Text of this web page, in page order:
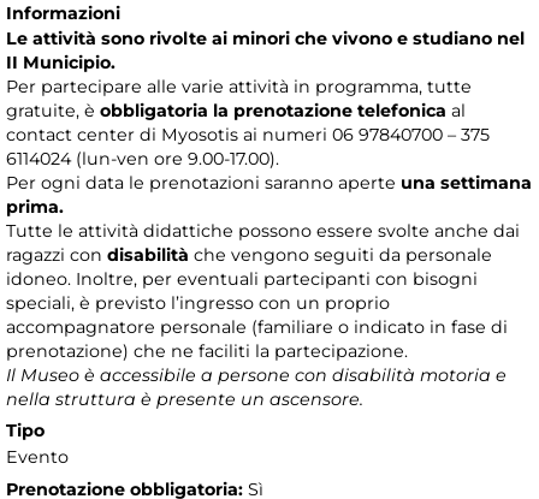
Informazioni
Le attività sono rivolte ai minori che vivono e studiano nel
II Municipio.
Per partecipare alle varie attività in programma, tutte
gratuite, è obbligatoria la prenotazione telefonica al
contact center di Myosotis ai numeri 06 97840700 – 375
6114024 (lun-ven ore 9.00-17.00).
Per ogni data le prenotazioni saranno aperte una settimana
prima.
Tutte le attività didattiche possono essere svolte anche dai
ragazzi con disabilità che vengono seguiti da personale
idoneo. Inoltre, per eventuali partecipanti con bisogni
speciali, è previsto l’ingresso con un proprio
accompagnatore personale (familiare o indicato in fase di
prenotazione) che ne faciliti la partecipazione.
Il Museo è accessibile a persone con disabilità motoria e
nella struttura è presente un ascensore.
Tipo
Evento
Prenotazione obbligatoria: Sì